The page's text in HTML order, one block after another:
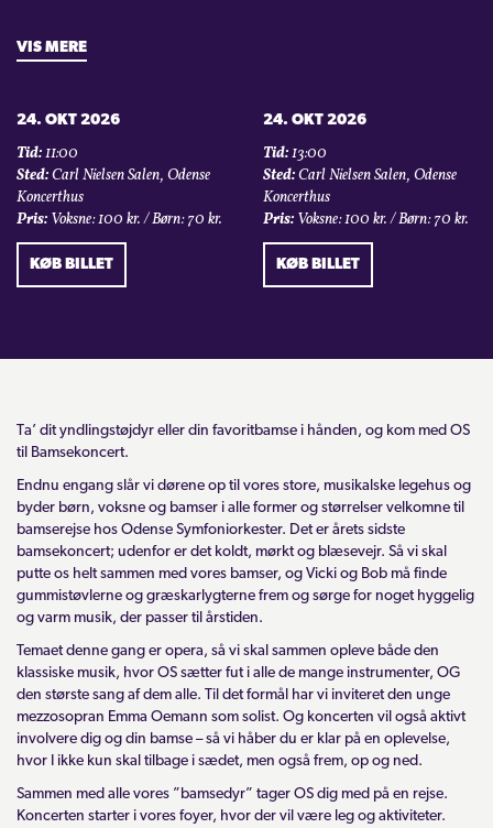
VIS MERE
24. OKT 2026
Tid:11:00
Sted:Carl Nielsen Salen, Odense
Koncerthus
Pris: Voksne: 100 kr. / Børn: 70 kr.
KØB BILLET
24. OKT 2026
Tid:13:00
Sted:Carl Nielsen Salen, Odense
Koncerthus
Pris: Voksne: 100 kr. / Børn: 70 kr.
KØB BILLET
Ta’ dit yndlingstøjdyr eller din favoritbamse i hånden, og kom med OS
til Bamsekoncert.
Endnu engang slår vi dørene op til vores store, musikalske legehus og
byder børn, voksne og bamser i alle former og størrelser velkomne til
bamserejse hos Odense Symfoniorkester. Det er årets sidste
bamsekoncert; udenfor er det koldt, mørkt og blæsevejr. Så vi skal
putte os helt sammen med vores bamser, og Vicki og Bob må finde
gummistøvlerne og græskarlygterne frem og sørge for noget hyggelig
og varm musik, der passer til årstiden.
Temaet denne gang er opera, så vi skal sammen opleve både den
klassiske musik, hvor OS sætter fut i alle de mange instrumenter, OG
den største sang af dem alle. Til det formål har vi inviteret den unge
mezzosopran Emma Oemann som solist. Og koncerten vil også aktivt
involvere dig og din bamse – så vi håber du er klar på en oplevelse,
hvor I ikke kun skal tilbage i sædet, men også frem, op og ned.
Sammen med alle vores ”bamsedyr” tager OS dig med på en rejse.
Koncerten starter i vores foyer, hvor der vil være leg og aktiviteter.